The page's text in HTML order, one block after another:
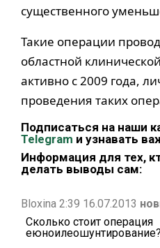
существенного
Такие операции
областной
активно с 2009 года,
проведения таких
Подписаться на наши
Telegram и узнавать
Информация для тех,
делать выводы сам:
Bloxina 2:39 16.07.2013
Сколько стоит операция
еюноилеошунтирование?